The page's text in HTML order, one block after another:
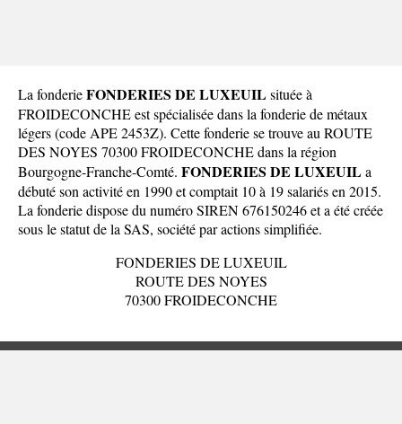
La fonderieFONDERIES DE LUXEUILsituée à
FROIDECONCHE est spécialisée dans la fonderie de métaux
légers (code APE 2453Z). Cette fonderie se trouve au ROUTE
DES NOYES 70300 FROIDECONCHE dans la région
Bourgogne-Franche-Comté. FONDERIES DE LUXEUILa
débuté son activité en 1990 et comptait 10 à 19 salariés en 2015.
La fonderie dispose du numéro SIREN 676150246 et a été créée
sous le statut de la SAS, société par actions simplifiée.
FONDERIES DE LUXEUIL
ROUTE DES NOYES
70300 FROIDECONCHE